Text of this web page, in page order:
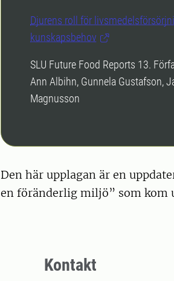
Djurens roll för
kunskapsbehov
SLU Future Food Reports 13.
Ann Albihn, Gunnela Gustafson,
Magnusson
Den här upplagan är en
en föränderlig miljö” som kom
Kontakt